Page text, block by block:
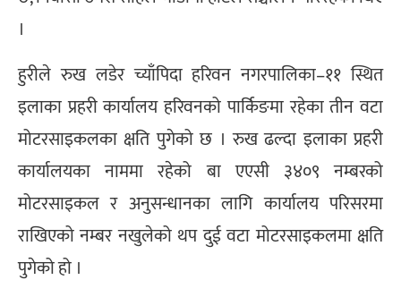
।
हुरीले रुख लडेर च्याँपिदा हरिवन नगरपालिका–११ स्थित
इलाका प्रहरी कार्यालय हरिवनको पार्किङमा रहेका तीन वटा
मोटरसाइकलका क्षति पुगेको छ । रुख ढल्दा इलाका प्रहरी
कार्यालयका नाममा रहेको बा एएसी ३४०९ नम्बरको
मोटरसाइकल र अनुसन्धानका लागि कार्यालय परिसरमा
राखिएको नम्बर नखुलेको थप दुई वटा मोटरसाइकलमा क्षति
पुगेको हो ।